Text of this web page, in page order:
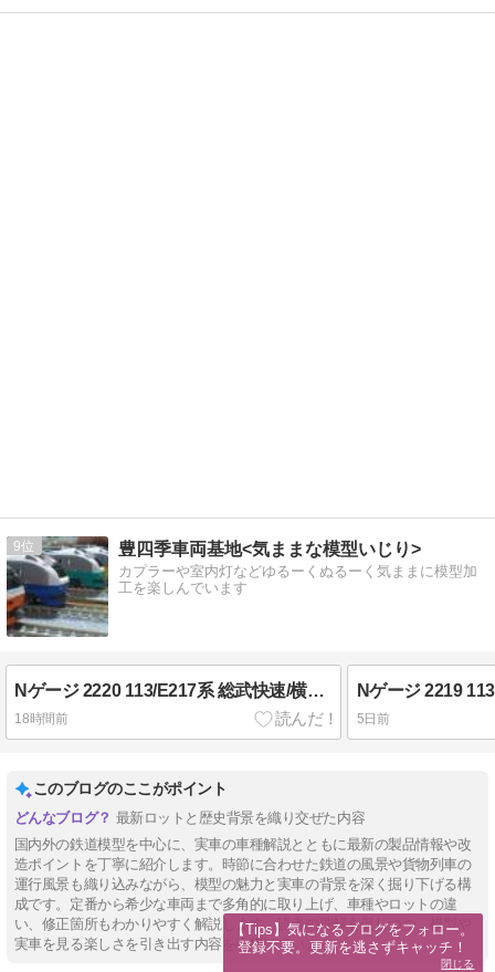
9 豊四季車両基地<気ままな模型いじり>
カプラーや室内灯などゆるーくぬるーく気ままに模型加
工を楽しんでいます
Nゲージ 2220 113/E217系 総武快速/横須賀線 in Re-Color
18時間前 5日前
このブログのここがポイント
最新ロットと歴史背景を織り交ぜた内容
国内外の鉄道模型を中心に、実車の車種解説とともに最新の製品情報や改
造ポイントを丁寧に紹介します。時節に合わせた鉄道の風景や貨物列車の
運行風景も織り込みながら、模型の魅力と実車の背景を深く掘り下げる構
成です。定番から希少な車両まで多角的に取り上げ、車種やロットの違
い、修正箇所もわかりやすく解説します。読者の理解を促しつつ、模型や
実車を見る楽しさを引き出す内容を心掛けています。
【Tips】気になるブログをフォロー。
登録不要。更新を逃さずキャッチ！
閉じる